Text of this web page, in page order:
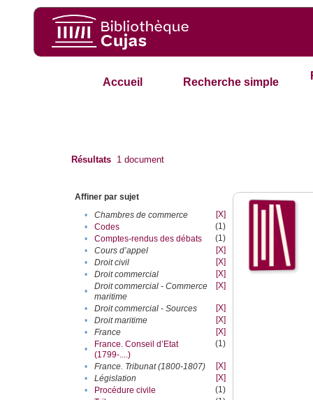
Accueil Recherche simple
Résultats 1 document
Affiner par sujet
•
Chambres de commerce
[X]
•
Codes
(1)
•
Comptes-rendus des débats
(1)
•
Cours d’appel
[X]
•
Droit civil
[X]
•
Droit commercial
[X]
•
Droit commercial - Commerce
maritime
[X]
• Droit commercial - Sources
[X]
•
Droit maritime
[X]
•
France
[X]
•
France. Conseil d’Etat
(1799-....)
(1)
• France. Tribunat (1800-1807)
[X]
•
Législation
[X]
•
Procédure civile
(1)